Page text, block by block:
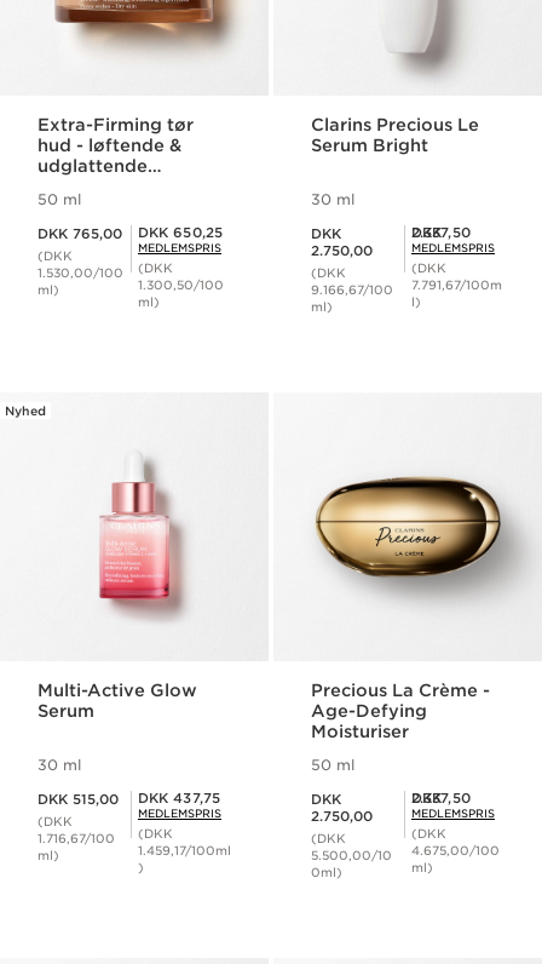
Extra-Firming tør
hud - løftende &
udglattende
50 ml
DKK 765,00
(DKK
1.530,00/100
ml)
Medlemspris DKK 650,25
DKK 650,25
MEDLEMSPRIS
(DKK
1.300,50/100
ml)
Clarins Precious Le
Serum Bright
30 ml
DKK
2.750,00
(DKK
9.166,67/100
ml)
Medlemspris DKK 2.337,50
DKK 2.337,50
MEDLEMSPRIS
(DKK
7.791,67/100m
l)
Nyhed
Multi-Active Glow
Serum
30 ml
DKK 515,00
(DKK
1.716,67/100
ml)
Medlemspris DKK 437,75
DKK 437,75
MEDLEMSPRIS
(DKK
1.459,17/100ml
)
Precious La Crème -
Age-Defying
Moisturiser
50 ml
DKK
2.750,00
(DKK
5.500,00/10
0ml)
Medlemspris DKK 2.337,50
DKK 2.337,50
MEDLEMSPRIS
(DKK
4.675,00/100
ml)